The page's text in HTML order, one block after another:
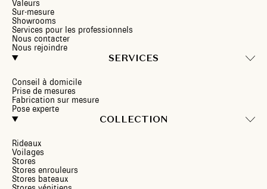
Valeurs
Sur-mesure
Showrooms
Services pour les professionnels
Nous contacter
Nous rejoindre
SERVICES
Conseil à domicile
Prise de mesures
Fabrication sur mesure
Pose experte
COLLECTION
Rideaux
Voilages
Stores
Stores enrouleurs
Stores bateaux